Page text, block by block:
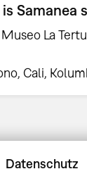
Samanea
La
Cali,
Datenschutz